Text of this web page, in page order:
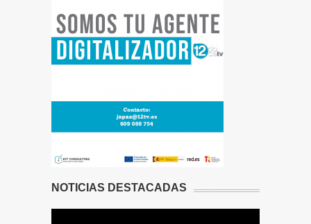
NOTICIAS DESTACADAS